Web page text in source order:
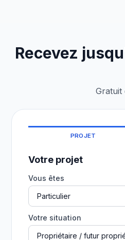
Recevez
Gratuit
PROJET
Votre projet
Vous êtes
Votre situation